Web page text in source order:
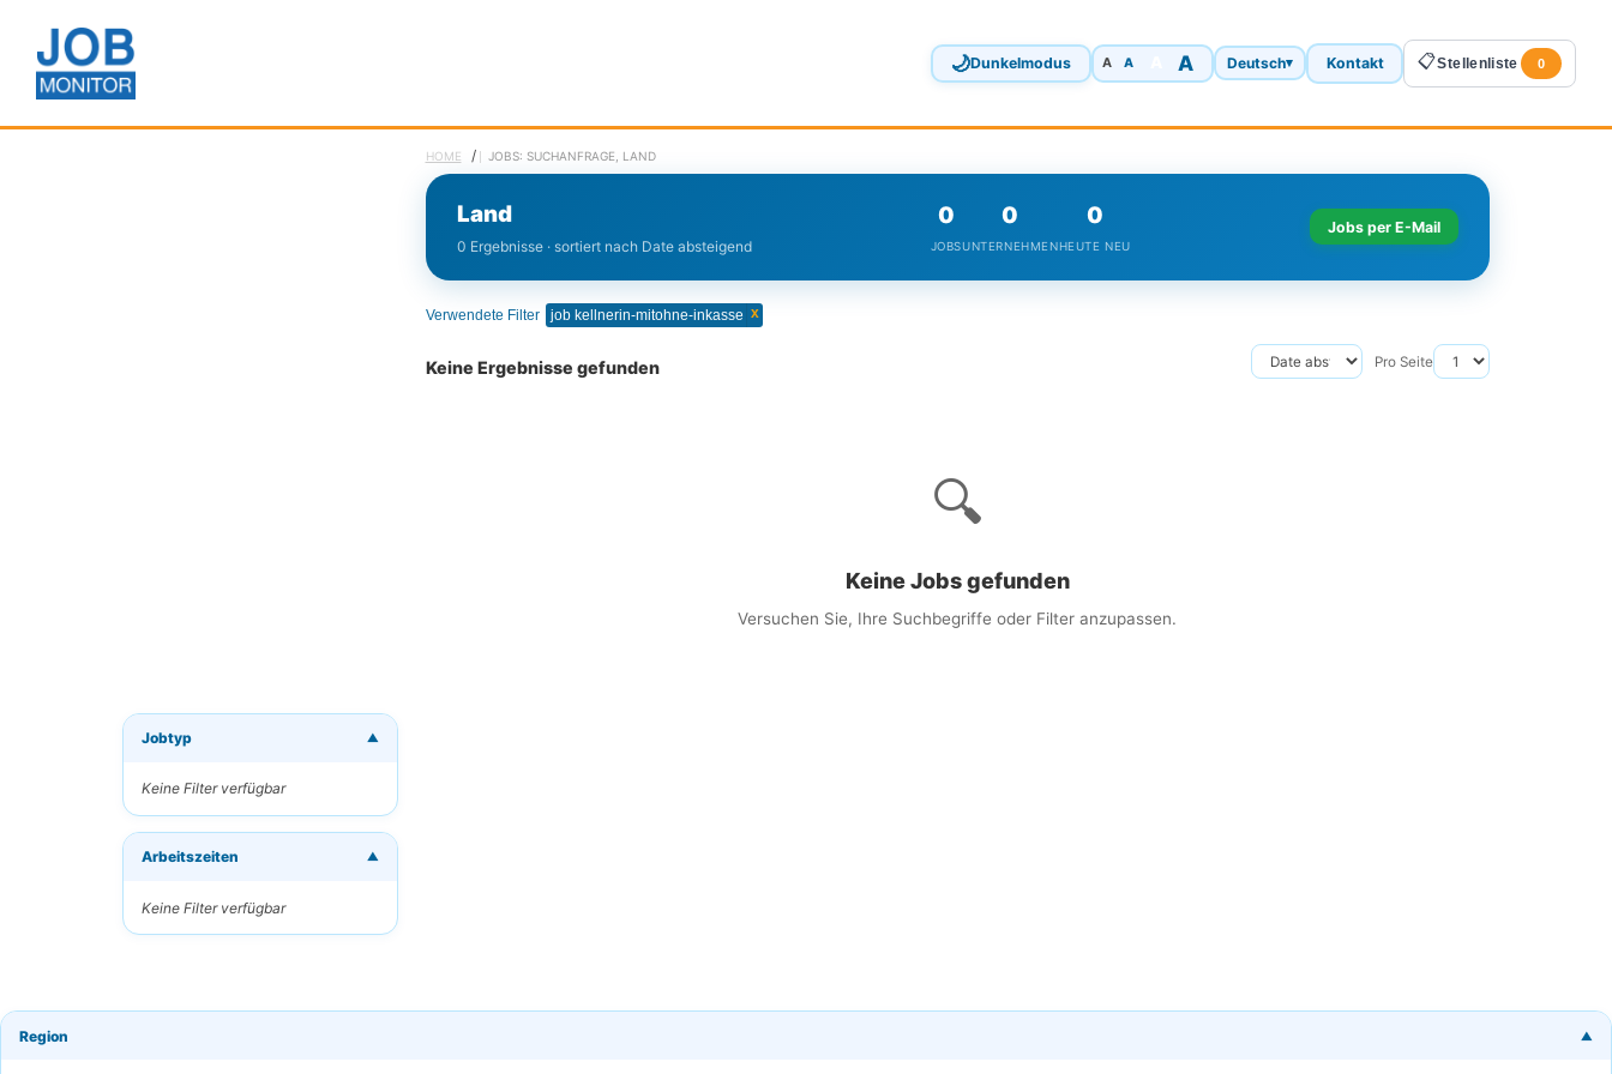
🌙Dunkelmodus A A A Deutsch▾ Kontakt 📋Stellenliste 0
HOME / JOBS: SUCHANFRAGE, LAND
Land
0 Ergebnisse · sortiert nach Date absteigend
0
JOBS
0
UNTERNEHMEN
0
HEUTE NEU
Jobs per E-Mail
Verwendete Filter job kellnerin-mitohne-inkasse x
Keine Ergebnisse gefunden Pro Seite
🔍
Keine Jobs gefunden
Versuchen Sie, Ihre Suchbegriffe oder Filter anzupassen.
Jobtyp ▼
Keine Filter verfügbar
Arbeitszeiten ▼
Keine Filter verfügbar
Region ▼